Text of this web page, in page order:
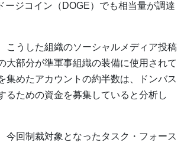
ージコイン（DOGE）でも相当量が調達
こうした組織のソーシャルメディア投稿
大部分が準軍事組織の装備に使用されて
集めたアカウントの約半数は、ドンバス
るための資金を募集していると分析し
今回制裁対象となったタスク・フォース